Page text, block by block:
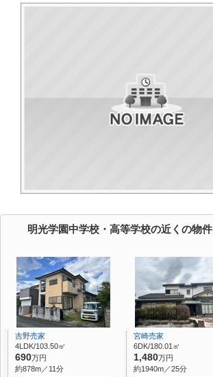
明光学園中学校・高等学校の近くの物件
吉野売家
4LDK/103.50㎡
690万円
約878m／11分
宮崎売家
6DK/180.01㎡
1,480万円
約1940m／25分